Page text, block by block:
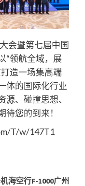
会暨第七届中国
“领航全域，展
造一场集高端
体的国际化行业
、碰撞思想、
您的到来！
T/w/147T1
海空行F-1000广州